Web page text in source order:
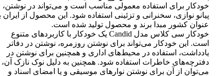
خودکار برای استفاده معمولی مناسب است و می‌تواند در نوشتن،
پیانو نوازی، سخنرانی و تزئینی استفاده شود. این محصول از ایران
عنوان کشور مبدا برند و محصول تولید شده است.
خودکار سی کلاس مدل Candid یک خودکار با کاربردهای متنوع
است. این خودکار می‌تواند برای نوشتن روزمره، نوشتن در دفاتر
یادداشت، استفاده در محیط‌های اداری و همچنین برای نوشتن در
دفترچه‌های خاطرات استفاده شود. همچنین به دلیل نوک نازک آن،
می‌توان از آن برای نوشتن نوارهای موسیقی و یا امضای اسناد و